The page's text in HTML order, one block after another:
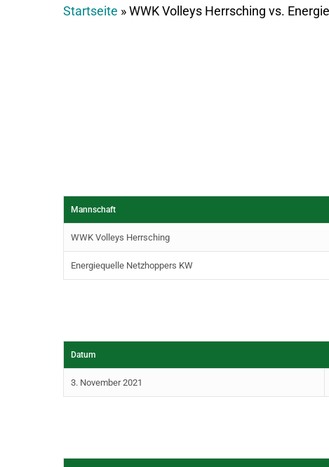
Startseite »WWK Volleys Herrsching vs.
Mannschaft
WWK Volleys Herrsching
Energiequelle Netzhoppers KW
Datum
3. November 2021